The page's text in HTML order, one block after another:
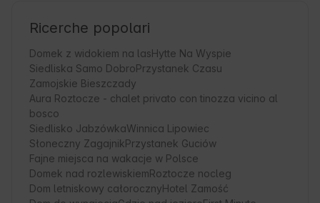
Ricerche popolari
Domek z widokiem na lasHytte Na Wyspie
Siedliska Samo DobroPrzystanek Czasu
Zamojskie Bieszczady
Aura Roztocze - chalet privato con tinozza vicino al
bosco
Siedlisko JabzówkaWinnica Lipowiec
Słoneczny ZagajnikPrzystanek Guciów
Fajne miejsca na wakacje w Polsce
Domek nad rozlewiskiemRoztocze nocleg
Dom letniskowy całorocznyHotel Zamość